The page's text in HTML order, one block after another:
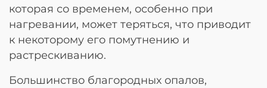
которая со временем, особенно при
нагревании, может теряться, что приводит
к некоторому его помутнению и
растрескиванию.
Большинство благородных опалов,